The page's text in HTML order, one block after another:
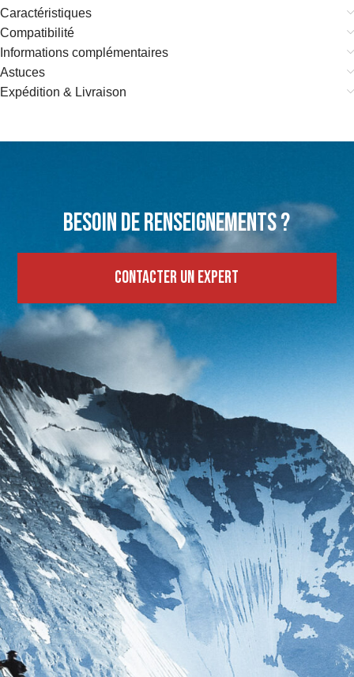
Caractéristiques
Compatibilité
Informations complémentaires
Astuces
Expédition & Livraison
Besoin de renseignements ?
Contacter un expert